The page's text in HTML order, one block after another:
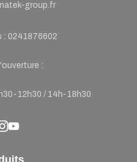
group.fr
: 0241876602
:
12h30 / 14h-18h30